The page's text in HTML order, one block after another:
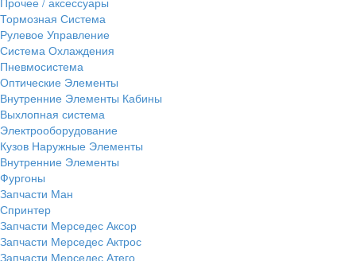
Тормозная Система
Рулевое Управление
Система Охлаждения
Пневмосистема
Оптические Элементы
Внутренние Элементы Кабины
Выхлопная система
Электрооборудование
Кузов Наружные Элементы
Внутренние Элементы
Фургоны
Запчасти Ман
Спринтер
Запчасти Мерседес Аксор
Запчасти Мерседес Актрос
Запчасти Мерседес Атего